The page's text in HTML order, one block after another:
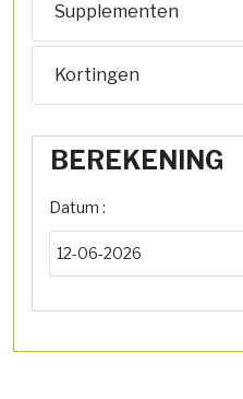
Supplementen
Kortingen
BEREKENING
Datum :